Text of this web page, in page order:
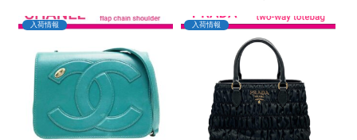
イヤモンドセブン
入荷情報 入荷情報